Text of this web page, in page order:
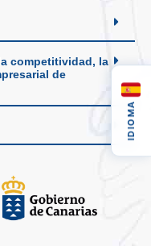
competitividad, la
de
IDIOMA